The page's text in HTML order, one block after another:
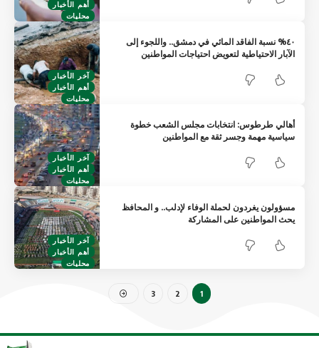
أهم الأخبار
محليات
آخر الأخبار
أهم الأخبار
محليات
٤٠% نسبة الفاقد المائي في دمشق.. واللجوء إلى
الآبار الاحتياطية لتعويض احتياجات المواطنين
آخر الأخبار
أهم الأخبار
محليات
أهالي طرطوس: انتخابات مجلس الشعب خطوة
سياسية مهمة وجسر ثقة مع المواطنين
آخر الأخبار
أهم الأخبار
محليات
مسؤولون يغردون لحملة الوفاء لإدلب.. و المحافظ
يحث المواطنين على المشاركة
1
2
3